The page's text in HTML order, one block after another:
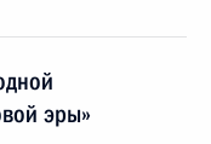
эры»